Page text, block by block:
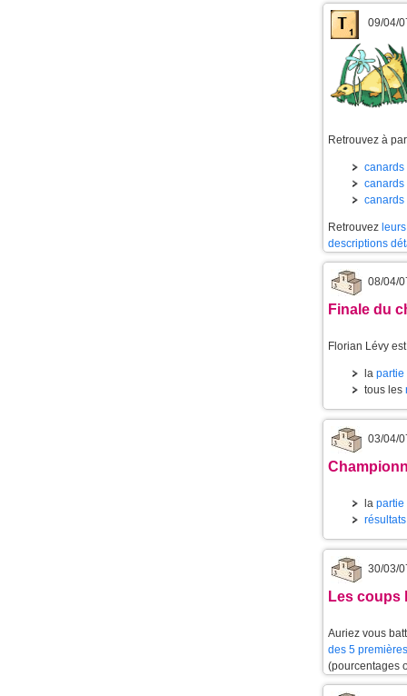
09/04/
Retrouvez à
canards
canards
canards
Retrouvez
descriptions
08/04/
Finale du
Florian Lévy
la partie
tous les
03/04/
la partie
30/03/
Les coups
Auriez vous
des 5
(pourcentages